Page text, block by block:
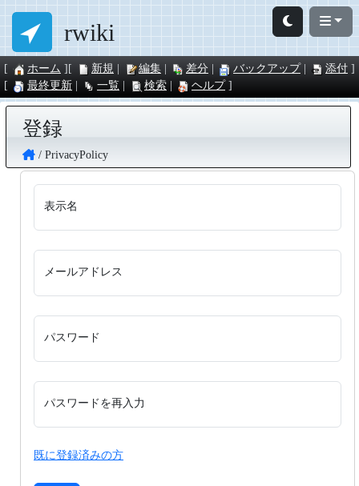
rwiki
ホーム 新規 編集 差分 バックアップ
添付
最終更新
一覧 検索 ヘルプ
登録
PrivacyPolicy
表示名
メールアドレス
パスワード
パスワードを再入力
既に登録済みの方